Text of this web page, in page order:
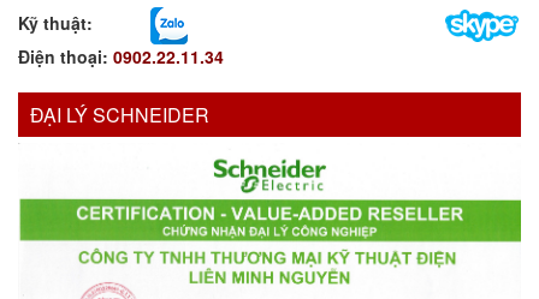
Kỹ thuật:
Điện thoại: 0902.22.11.34
ĐẠI LÝ SCHNEIDER